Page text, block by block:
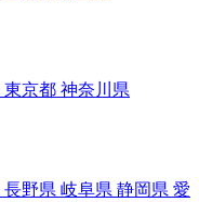
東京都 神奈川県
長野県 岐阜県 静岡県 愛